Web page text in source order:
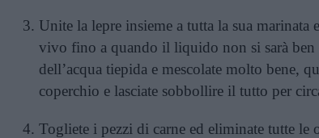
Unite la lepre insieme a tutta la sua marinata
vivo fino a quando il liquido non si sarà ben
dell’acqua tiepida e mescolate molto bene,
coperchio e lasciate sobbollire il tutto per
Togliete i pezzi di carne ed eliminate tutte le